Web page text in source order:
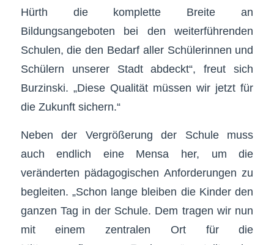
Hürth die komplette Breite an
Bildungsangeboten bei den weiterführenden
Schulen, die den Bedarf aller Schülerinnen und
Schülern unserer Stadt abdeckt“, freut sich
Burzinski. „Diese Qualität müssen wir jetzt für
die Zukunft sichern.“
Neben der Vergrößerung der Schule muss
auch endlich eine Mensa her, um die
veränderten pädagogischen Anforderungen zu
begleiten. „Schon lange bleiben die Kinder den
ganzen Tag in der Schule. Dem tragen wir nun
mit einem zentralen Ort für die